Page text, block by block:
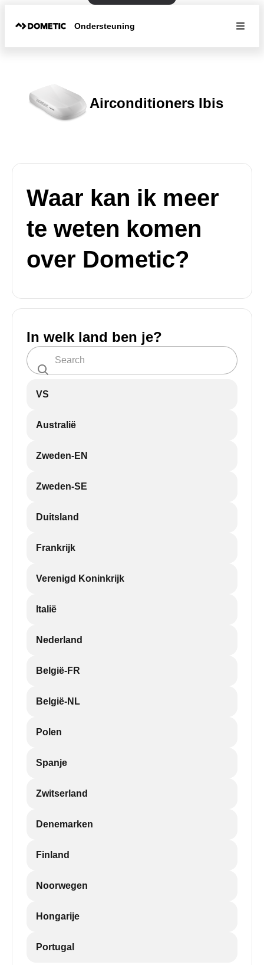
Ondersteuning
Airconditioners Ibis
Waar kan ik meer
te weten komen
over Dometic?
In welk land ben je?
VS
Australië
Zweden-EN
Zweden-SE
Duitsland
Frankrijk
Verenigd Koninkrijk
Italië
Nederland
België-FR
België-NL
Polen
Spanje
Zwitserland
Denemarken
Finland
Noorwegen
Hongarije
Portugal